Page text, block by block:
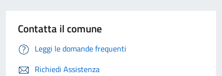
Contatta il comune
Leggi le domande frequenti
Richiedi Assistenza